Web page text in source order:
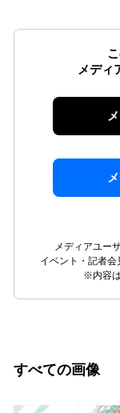
メディ
メディアユー
イベント・記者会
※内容
すべての画像